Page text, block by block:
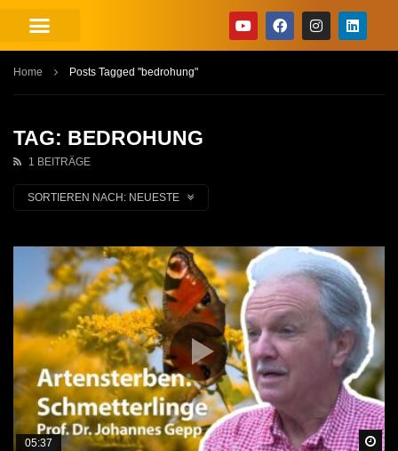
Home Posts Tagged "bedrohung"
TAG: BEDROHUNG
1 BEITRÄGE
SORTIEREN NACH: NEUESTE
05:37